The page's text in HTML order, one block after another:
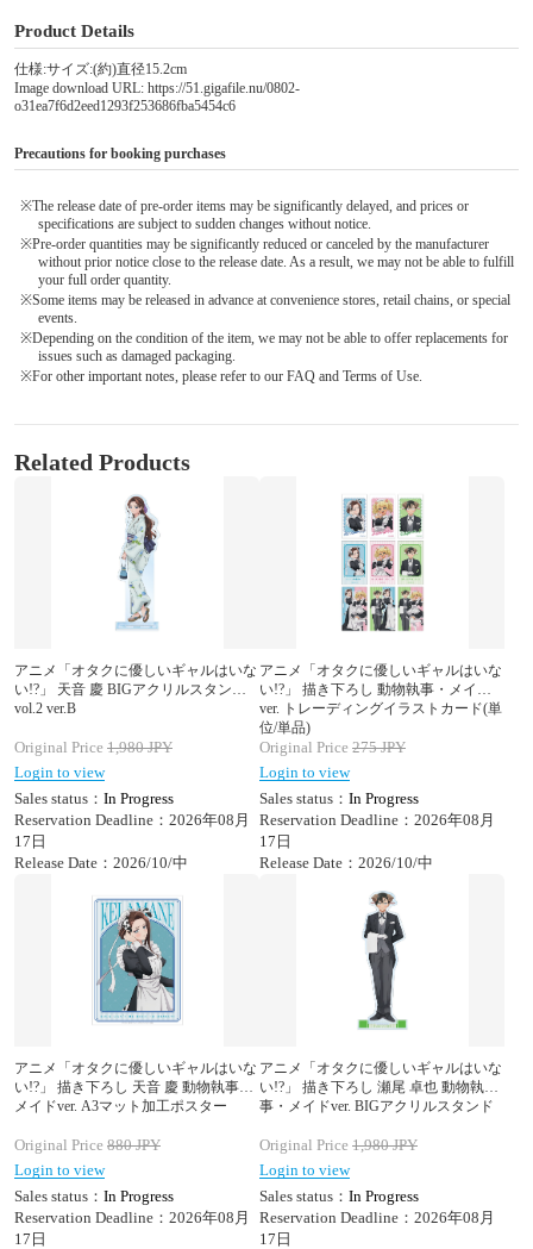
Product Details
仕様:サイズ:(約)直径15.2cm
Image download URL: https://51.gigafile.nu/0802-
o31ea7f6d2eed1293f253686fba5454c6
Precautions for booking purchases
※The release date of pre-order items may be significantly delayed, and prices or
specifications are subject to sudden changes without notice.
※Pre-order quantities may be significantly reduced or canceled by the manufacturer
without prior notice close to the release date. As a result, we may not be able to fulfill
your full order quantity.
※Some items may be released in advance at convenience stores, retail chains, or special
events.
※Depending on the condition of the item, we may not be able to offer replacements for
issues such as damaged packaging.
※For other important notes, please refer to our FAQ and Terms of Use.
Related Products
アニメ「オタクに優しいギャルはいな
い!?」 天音 慶 BIGアクリルスタンド
vol.2 ver.B
Original Price 1,980JPY
Login to view
Sales status： In Progress
Reservation Deadline：2026年08月
17日
Release Date：2026/10/中
アニメ「オタクに優しいギャルはいな
い!?」 描き下ろし 動物執事・メイド
ver. トレーディングイラストカード(単
位/単品)
Original Price 275JPY
Login to view
Sales status： In Progress
Reservation Deadline：2026年08月
17日
Release Date：2026/10/中
アニメ「オタクに優しいギャルはいな
い!?」 描き下ろし 天音 慶 動物執事・
メイドver. A3マット加工ポスター
Original Price 880JPY
Login to view
Sales status： In Progress
Reservation Deadline：2026年08月
17日
アニメ「オタクに優しいギャルはいな
い!?」 描き下ろし 瀬尾 卓也 動物執
事・メイドver. BIGアクリルスタンド
Original Price 1,980JPY
Login to view
Sales status： In Progress
Reservation Deadline：2026年08月
17日